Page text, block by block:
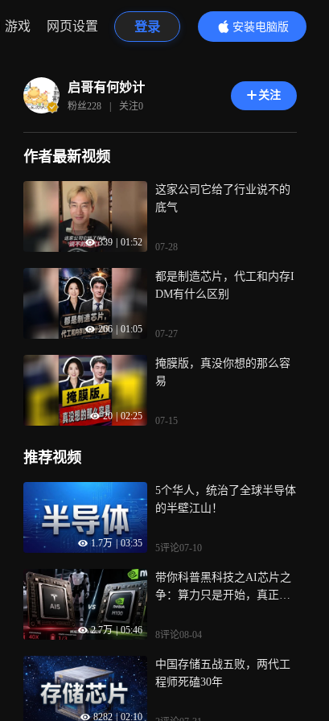
游戏 网页设置 登录
安装电脑版
内容更精彩
启哥有何妙计
粉丝228 | 关注0
关注
作者最新视频
339 01:52
这家公司它给了行业说不的
底气
07-28
266 01:05
都是制造芯片，代工和内存I
DM有什么区别
07-27
20 | 02:25
掩膜版，真没你想的那么容
易
07-15
推荐视频
1.7万 03:35
5个华人，统治了全球半导体
的半壁江山！
5评论07-10
2.7万 | 05:46
带你科普黑科技之AI芯片之
争：算力只是开始，真正的
8评论08-04
8282 | 02:10
中国存储五战五败，两代工
程师死磕30年